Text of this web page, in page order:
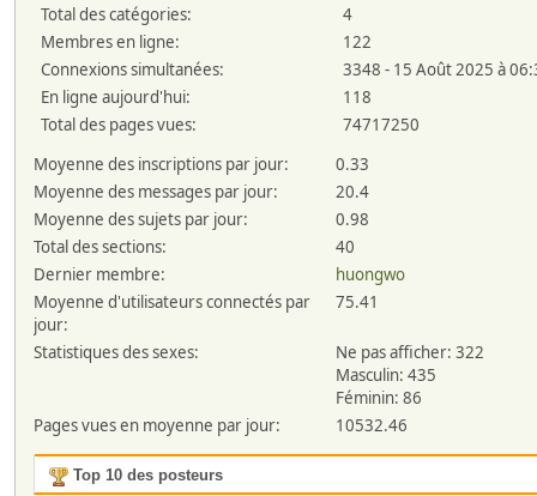
Total des catégories:
4
Membres en ligne:
122
Connexions simultanées:
3348 - 15 Août 2025 à
En ligne aujourd'hui:
118
Total des pages vues:
74717250
Moyenne des inscriptions par jour:
0.33
Moyenne des messages par jour:
20.4
Moyenne des sujets par jour:
0.98
Total des sections:
40
Dernier membre:
huongwo
Moyenne d'utilisateurs connectés par
jour:
75.41
Statistiques des sexes:
Ne pas afficher: 322
Masculin: 435
Féminin: 86
Pages vues en moyenne par jour:
10532.46
Top 10 des posteurs